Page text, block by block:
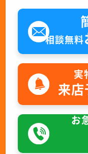
相談無料
実
来
お